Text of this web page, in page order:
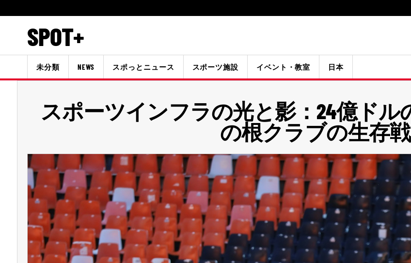
SPOT+
未分類 NEWS スポっとニュース スポーツ施設 イベント・教室 日本
スポーツインフラの光と影：24億ドル
の根クラブの生存